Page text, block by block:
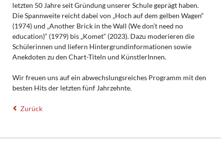
letzten 50 Jahre seit Gründung unserer Schule geprägt haben.
Die Spannweite reicht dabei von „Hoch auf dem gelben Wagen“
(1974) und „Another Brick in the Wall (We don’t need no
education)“ (1979) bis „Komet“ (2023). Dazu moderieren die
Schülerinnen und liefern Hintergrundinformationen sowie
Anekdoten zu den Chart-Titeln und KünstlerInnen.
Wir freuen uns auf ein abwechslungsreiches Programm mit den
besten Hits der letzten fünf Jahrzehnte.
Zurück